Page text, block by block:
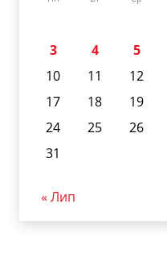
3
4 5
10
11 12
17
18 19
24
25 26
31
« Лип